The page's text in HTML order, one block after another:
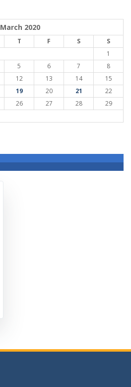
March 2020
T F S
S
1
5 6 7
8
12 13 14
15
19 20 21
22
26 27 28
29